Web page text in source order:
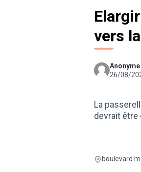
vers
Anonyme
26/08/
La
devrait être
boulevard